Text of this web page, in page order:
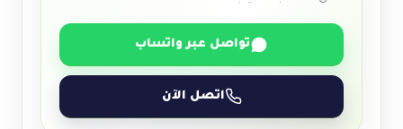
تواصل عبر واتساب
اتصل الآن